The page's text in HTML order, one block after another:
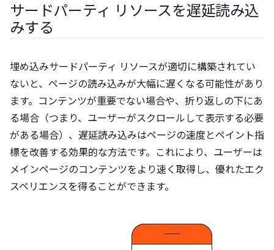
サードパーティ リソースを遅延読み込
みする
埋め込みサードパーティ リソースが適切に構築されてい
ないと、ページの読み込みが大幅に遅くなる可能性があり
ます。コンテンツが重要でない場合や、折り返しの下にあ
る場合（つまり、ユーザーがスクロールして表示する必要
がある場合）、遅延読み込みはページの速度とペイント指
標を改善する効果的な方法です。これにより、ユーザーは
メインページのコンテンツをより速く取得し、優れたエク
スペリエンスを得ることができます。